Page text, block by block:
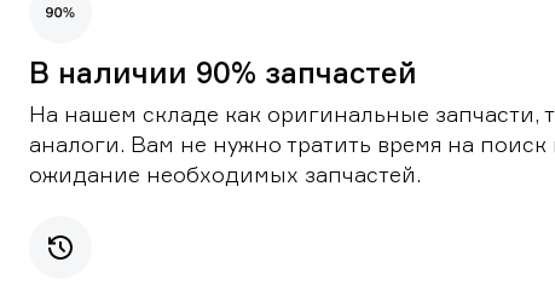
В наличии 90% запчастей
На нашем складе как оригинальные запчасти,
аналоги. Вам не нужно тратить время на поиск
ожидание необходимых запчастей.